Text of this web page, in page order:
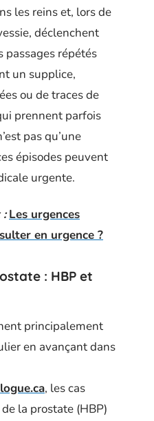
les reins et, lors de
déclenchent
passages répétés
un supplice,
ou de traces de
prennent parfois
pas qu’une
épisodes peuvent
urgente.
: Les urgences
en urgence ?
: HBP et
principalement
en avançant dans
, les cas
la prostate (HBP)